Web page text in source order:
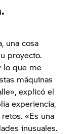
una cosa
proyecto.
lo que me
máquinas
explicó el
experiencia,
«Es una
inusuales.